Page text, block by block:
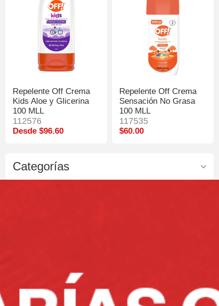
Categorías
Repelente Off Crema
Kids Aloe y Glicerina
100 MLL
112576
Desde $96.60
Repelente Off Crema
Sensación No Grasa
100 MLL
117535
$60.00